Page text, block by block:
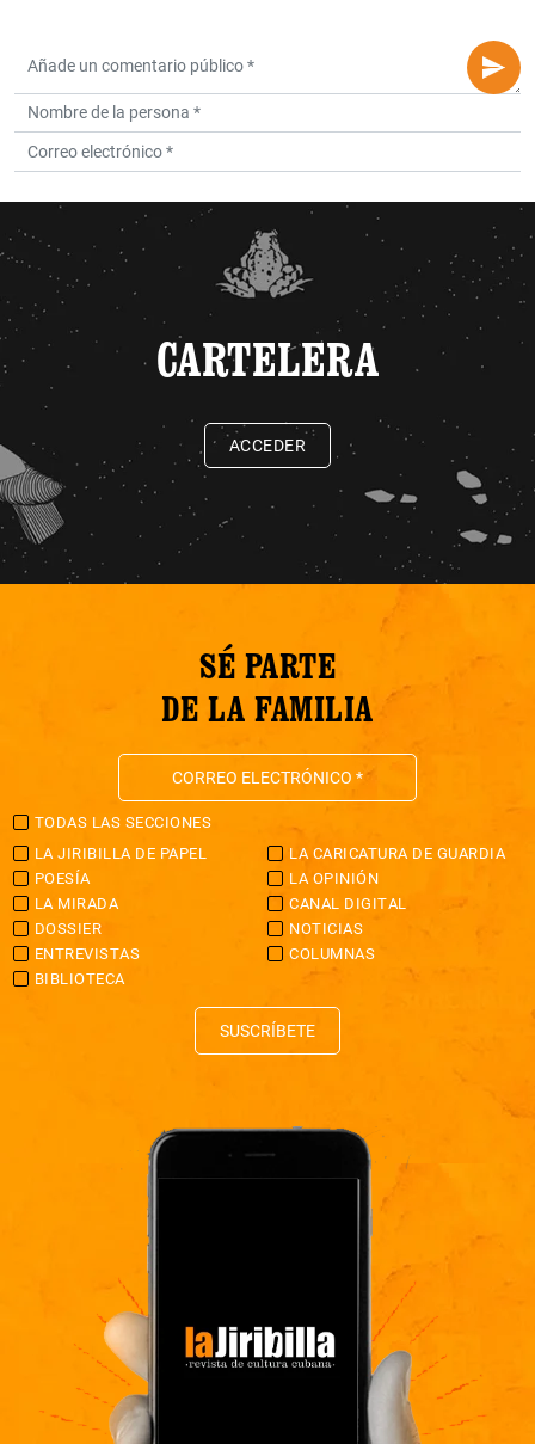
CARTELERA
ACCEDER
SÉ PARTE
DE LA FAMILIA
TODAS LAS SECCIONES
LA JIRIBILLA DE PAPEL
LA CARICATURA DE GUARDIA
POESÍA
LA OPINIÓN
LA MIRADA
CANAL DIGITAL
DOSSIER
NOTICIAS
ENTREVISTAS
COLUMNAS
BIBLIOTECA
SUSCRÍBETE